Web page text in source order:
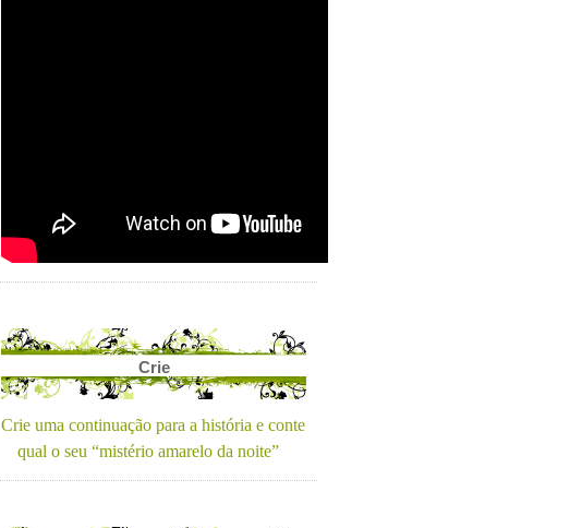
Crie
Crie uma continuação para a história e conte
qual o seu “mistério amarelo da noite”